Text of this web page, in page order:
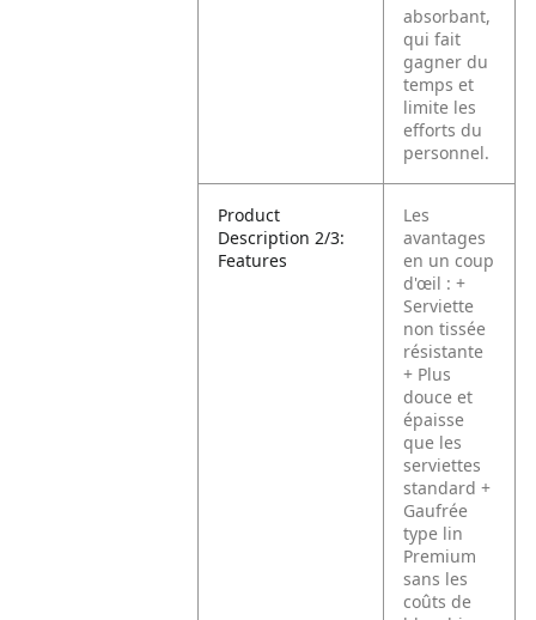
absorbant,
qui fait
gagner du
temps et
limite les
efforts du
personnel.
Product
Description 2/3:
Features
Les
avantages
en un coup
d'œil : +
Serviette
non tissée
résistante
+ Plus
douce et
épaisse
que les
serviettes
standard +
Gaufrée
type lin
Premium
sans les
coûts de